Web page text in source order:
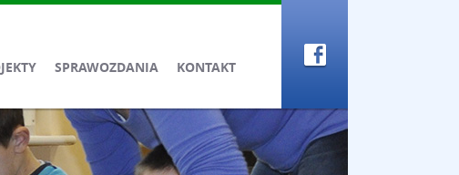
SPRAWOZDANIA KONTAKT